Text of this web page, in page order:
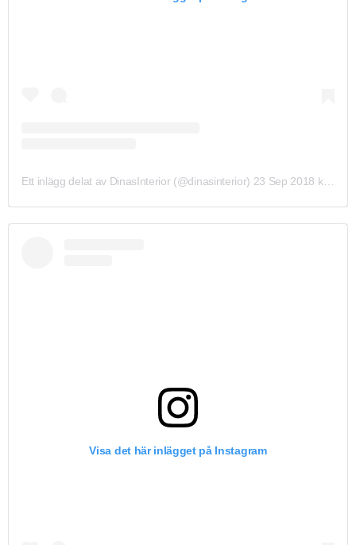
Ett inlägg delat av DinasInterior (@dinasinterior) 23 Sep 2018 kl. 10:26 PDT
Visa det här inlägget på Instagram